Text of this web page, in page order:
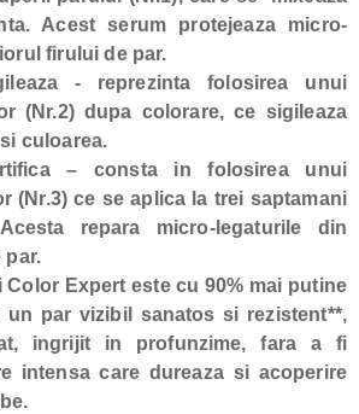
Acest serum protejeaza micro-
firului de par.
- reprezinta folosirea unui
(Nr.2) dupa colorare, ce sigileaza
culoarea.
– consta in folosirea unui
(Nr.3) ce se aplica la trei saptamani
repara micro-legaturile din
par.
Color Expert este cu 90% mai putine
un par vizibil sanatos si rezistent**,
ingrijit in profunzime, fara a fi
intensa care dureaza si acoperire